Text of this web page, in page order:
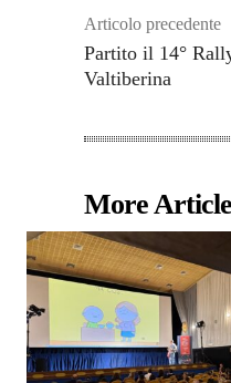
Articolo precedente
Partito il 14°
Valtiberina
More